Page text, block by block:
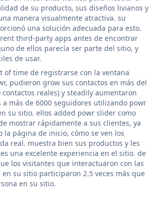
de su producto, sus diseños livianos y
manera visualmente atractiva. su
una solución adecuada para esto.
third-party apps antes de encontrar
de ellos parecía ser parte del sitio, y
de usar.
of time de registrarse con la ventana
pudieron grow sus contactos en más del
contactos reales) y steadily aumentaron
a más de 6000 seguidores utilizando powr
su sitio. ellos added powr slider como
mostrar rápidamente a sus clientes, ya
la página de inicio, cómo se ven los
real. muestra bien sus productos y les
una excelente experiencia en el sitio. de
los visitantes que interactuaron con las
su sitio participaron 2.5 veces más que
en su sitio.